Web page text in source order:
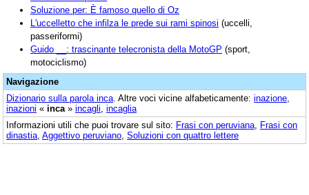
Soluzione per: È famoso quello di Oz
L'uccelletto che infilza le prede sui rami spinosi (uccelli,
passeriformi)
Guido __: trascinante telecronista della MotoGP (sport,
motociclismo)
Navigazione
Dizionario sulla parola inca . Altre voci vicine alfabeticamente: inazione
inazioni « inca » incagli incaglia
Informazioni utili che puoi trovare sul sito: Frasi con peruviana Frasi con
dinastia Aggettivo peruviano Soluzioni con quattro lettere